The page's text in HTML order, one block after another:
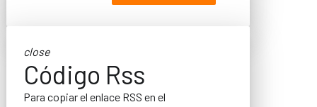
close
Código Rss
Para copiar el enlace RSS en el